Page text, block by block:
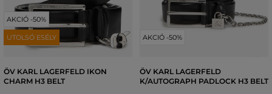
AKCIÓ -50%
UTOLSÓ ESÉLY
ÖV KARL LAGERFELD IKON
CHARM H3 BELT
AKCIÓ -50%
ÖV KARL LAGERFELD
K/AUTOGRAPH PADLOCK H3 BELT